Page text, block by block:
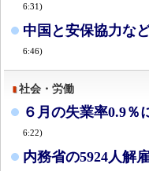
6:31)
中国と安保協力な
6:46)
社会・労働
６月の失業率0.9％
6:22)
内務省の5924人解